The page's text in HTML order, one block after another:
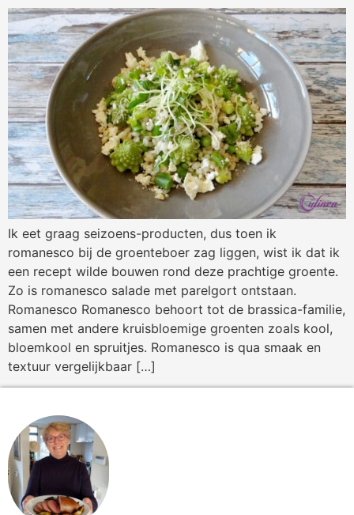
Ik eet graag seizoens-producten, dus toen ik
romanesco bij de groenteboer zag liggen, wist ik dat ik
een recept wilde bouwen rond deze prachtige groente.
Zo is romanesco salade met parelgort ontstaan.
Romanesco Romanesco behoort tot de brassica-familie,
samen met andere kruisbloemige groenten zoals kool,
bloemkool en spruitjes. Romanesco is qua smaak en
textuur vergelijkbaar […]